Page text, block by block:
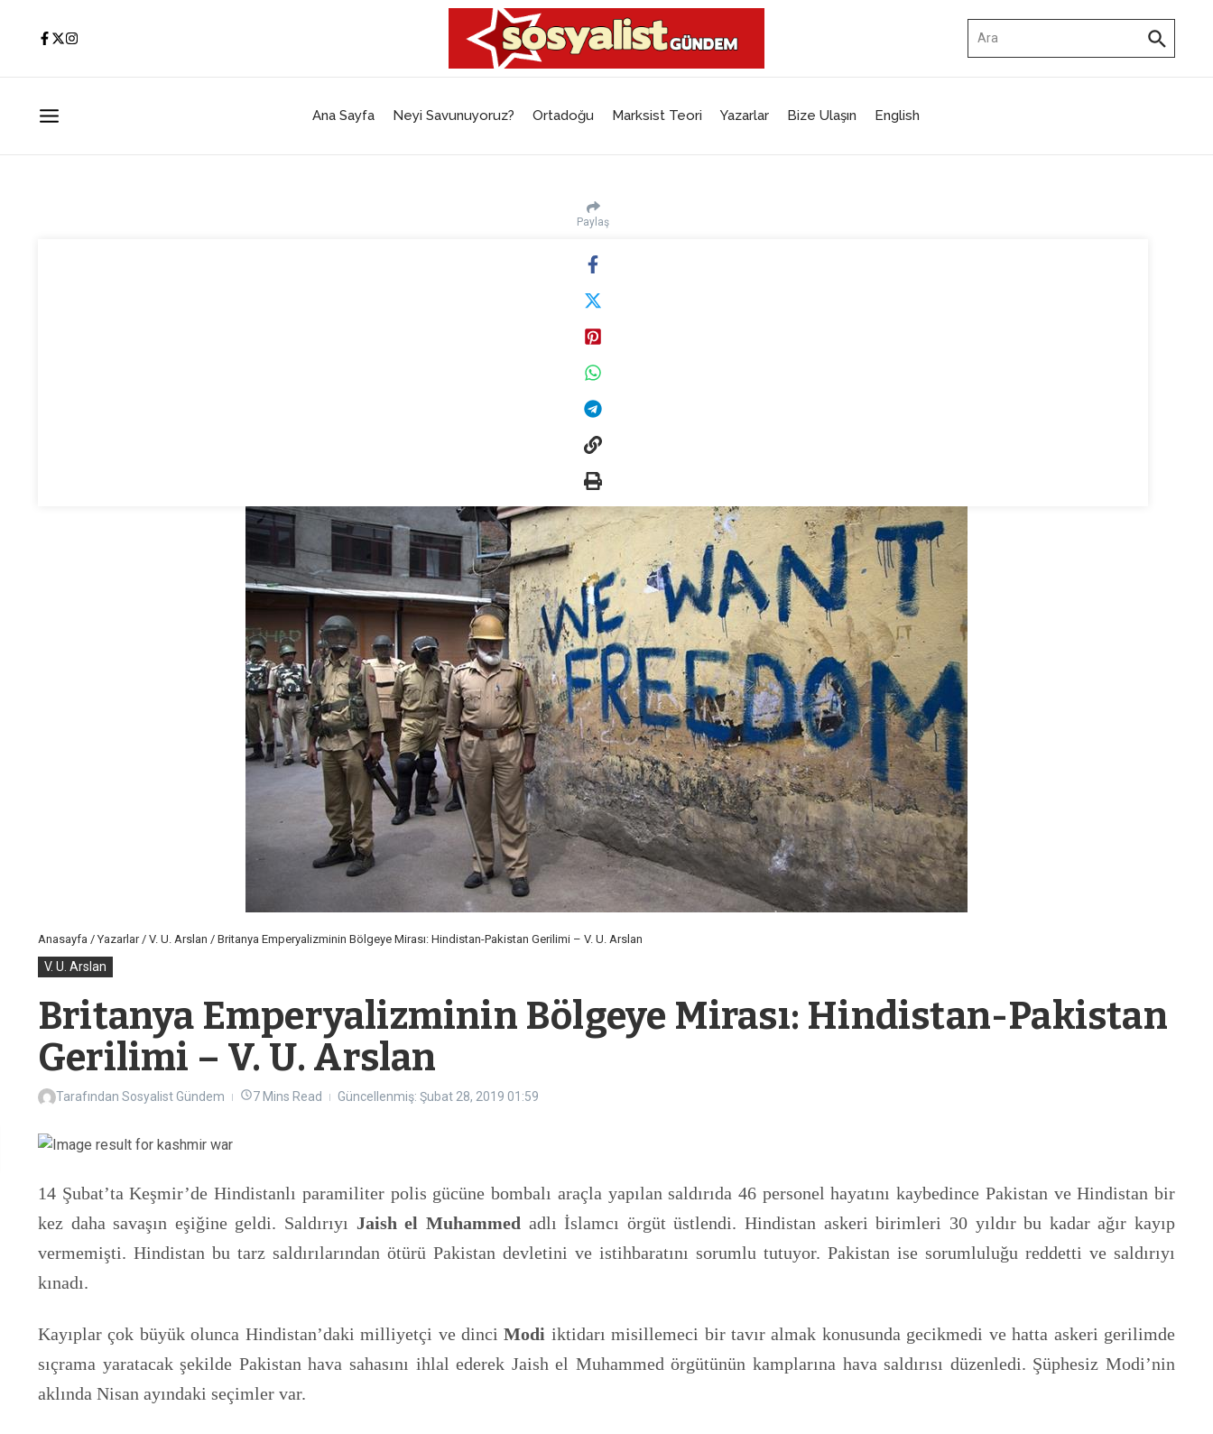
Ana Sayfa Neyi Savunuyoruz? Ortadoğu Marksist Teori Yazarlar Bize Ulaşın English
Paylaş
Anasayfa /Yazarlar/ V. U. Arslan / Britanya Emperyalizminin Bölgeye Mirası: Hindistan-Pakistan Gerilimi – V. U. Arslan
V. U. Arslan
Britanya Emperyalizminin Bölgeye Mirası: Hindistan-Pakistan
Gerilimi – V. U. Arslan
Tarafından Sosyalist Gündem 7 Mins Read Güncellenmiş: Şubat 28, 2019 01:59
14 Şubat’ta Keşmir’de Hindistanlı paramiliter polis gücüne bombalı araçla yapılan saldırıda 46 personel hayatını kaybedince Pakistan ve Hindistan bir
kez daha savaşın eşiğine geldi. Saldırıyı Jaish el Muhammed adlı İslamcı örgüt üstlendi. Hindistan askeri birimleri 30 yıldır bu kadar ağır kayıp
vermemişti. Hindistan bu tarz saldırılarından ötürü Pakistan devletini ve istihbaratını sorumlu tutuyor. Pakistan ise sorumluluğu reddetti ve saldırıyı
kınadı.
Kayıplar çok büyük olunca Hindistan’daki milliyetçi ve dinciModi iktidarı misillemeci bir tavır almak konusunda gecikmedi ve hatta askeri gerilimde
sıçrama yaratacak şekilde Pakistan hava sahasını ihlal ederek Jaish el Muhammed örgütünün kamplarına hava saldırısı düzenledi. Şüphesiz Modi’nin
aklında Nisan ayındaki seçimler var.